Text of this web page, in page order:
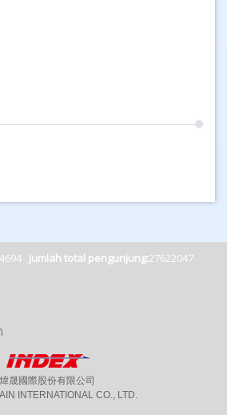
4694 Jumlah total pengunjung:27622047
煒晟國際股份有限公司
INTERNATIONAL CO., LTD.